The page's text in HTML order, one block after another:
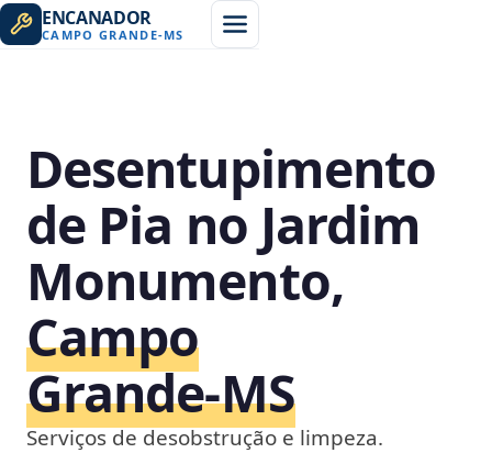
ENCANADOR
CAMPO GRANDE-MS
Desentupimento
de Pia no Jardim
Monumento,
Campo
Grande‑MS
Serviços de desobstrução e limpeza.